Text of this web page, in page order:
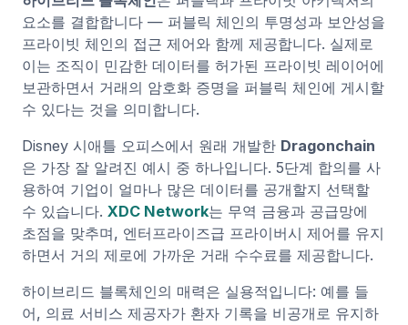
요소를 결합합니다 — 퍼블릭 체인의 투명성과 보안성을
프라이빗 체인의 접근 제어와 함께 제공합니다. 실제로
이는 조직이 민감한 데이터를 허가된 프라이빗 레이어에
보관하면서 거래의 암호화 증명을 퍼블릭 체인에 게시할
수 있다는 것을 의미합니다.
Disney 시애틀 오피스에서 원래 개발한 Dragonchain
은 가장 잘 알려진 예시 중 하나입니다. 5단계 합의를 사
용하여 기업이 얼마나 많은 데이터를 공개할지 선택할
수 있습니다. XDC Network는 무역 금융과 공급망에
초점을 맞추며, 엔터프라이즈급 프라이버시 제어를 유지
하면서 거의 제로에 가까운 거래 수수료를 제공합니다.
하이브리드 블록체인의 매력은 실용적입니다: 예를 들
어, 의료 서비스 제공자가 환자 기록을 비공개로 유지하